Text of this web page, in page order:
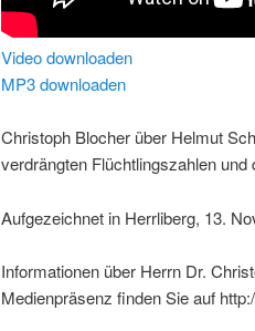
Video downloaden
MP3 downloaden
Christoph Blocher über Helmut
verdrängten Flüchtlingszahlen
Aufgezeichnet in Herrliberg, 13.
Informationen über Herrn Dr.
Medienpräsenz finden Sie auf